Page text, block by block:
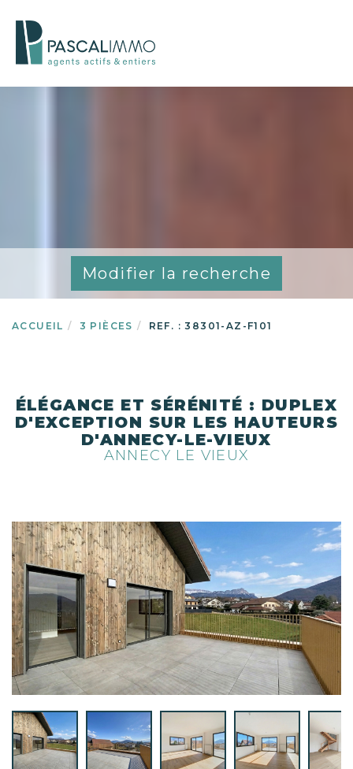
Modifier la recherche
ACCUEIL 3 PIÈCES REF. : 38301-AZ-F101
ÉLÉGANCE ET SÉRÉNITÉ : DUPLEX
D'EXCEPTION SUR LES HAUTEURS
D'ANNECY-LE-VIEUX
ANNECY LE VIEUX